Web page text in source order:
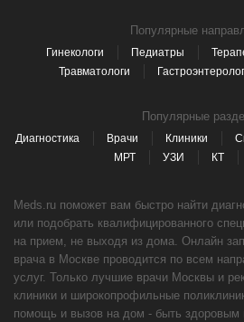
Популярные
Гинекологи Педиатры
Травматологи
Популярные
Диагностика Врачи Клиники
МРТ
УЗИ КТ
Meds.ru поможет вам быстро найти
или подобрать квалифицированного
на прием, не выходя из дома. Онлайн
врача в Москве проводится по всем
услуг. Только лучшие врачи Москвы и
клиники и широкопрофильные
помощь и вызов на дом - быть